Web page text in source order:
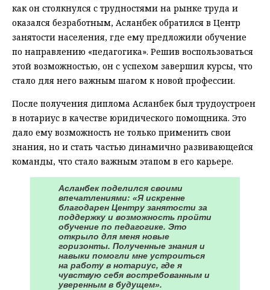
как он столкнулся с трудностями на рынке труда и
оказался безработным, Асланбек обратился в Центр
занятости населения, где ему предложили обучение
по направлению «педагогика». Решив воспользоваться
этой возможностью, он с успехом завершил курсы, что
стало для него важным шагом к новой профессии.
После получения диплома Асланбек был трудоустроен
в нотариус в качестве юридического помощника. Это
дало ему возможность не только применить свои
знания, но и стать частью динамично развивающейся
команды, что стало важным этапом в его карьере.
Асланбек поделился своими
впечатлениями: «Я искренне
благодарен Центру занятости за
поддержку и возможность пройти
обучение по педагогике. Это
открыло для меня новые
горизонты. Полученные знания и
навыки помогли мне устроиться
на работу в нотариус, где я
чувствую себя востребованным и
уверенным в будущем».